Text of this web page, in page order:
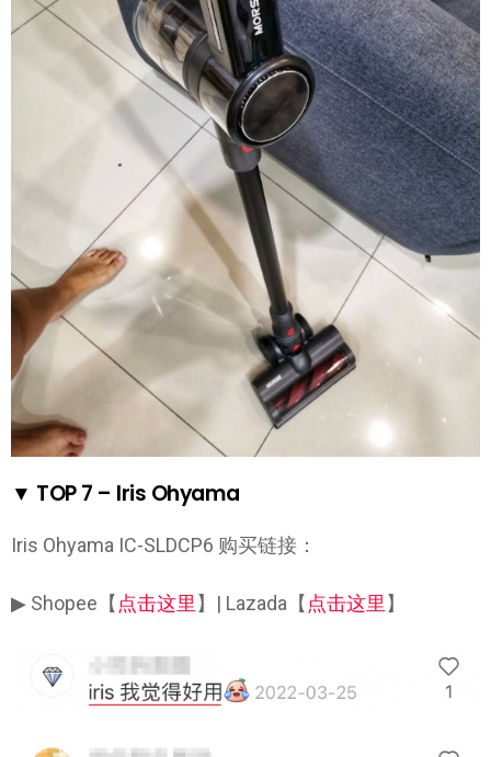
▼ TOP 7 – Iris Ohyama
Iris Ohyama IC-SLDCP6 购买链接：
▶ Shopee【点击这里】| Lazada【点击这里】